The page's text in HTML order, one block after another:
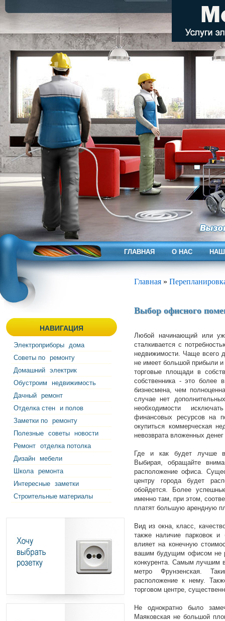
ГЛАВНАЯ О НАС
НАВИГАЦИЯ
Электроприборы дома
Советы по ремонту
Домашний электрик
Обустроим
недвижимость
Дачный ремонт
Отделка стен
и полов
Заметки по ремонту
Полезные советы
новости
Ремонт отделка потолка
Дизайн
мебели
Школа ремонта
Интересные заметки
Строительные материалы
Главная »
Выбор офисного
Любой начинающий или
сталкивается с
недвижимости. Чаще всего
не имеет большой прибыли
торговые площади в
собственника - это более
бизнесмена, чем
случае нет
необходимости
финансовых ресурсов на
окупиться коммерческая
невозврата вложенных
Где и как будет лучше
Выбирая, обращайте
расположение офиса.
центру города будет
обойдется. Более
именно там, при этом,
платят большую арендную
Вид из окна, класс,
также наличие парковок
влияет на конечную
вашим будущим офисом не
конкурента. Самым лучшим
метро Фрунзенская.
расположение к нему.
торговом центре,
Не однократно было
Маяковская не большой